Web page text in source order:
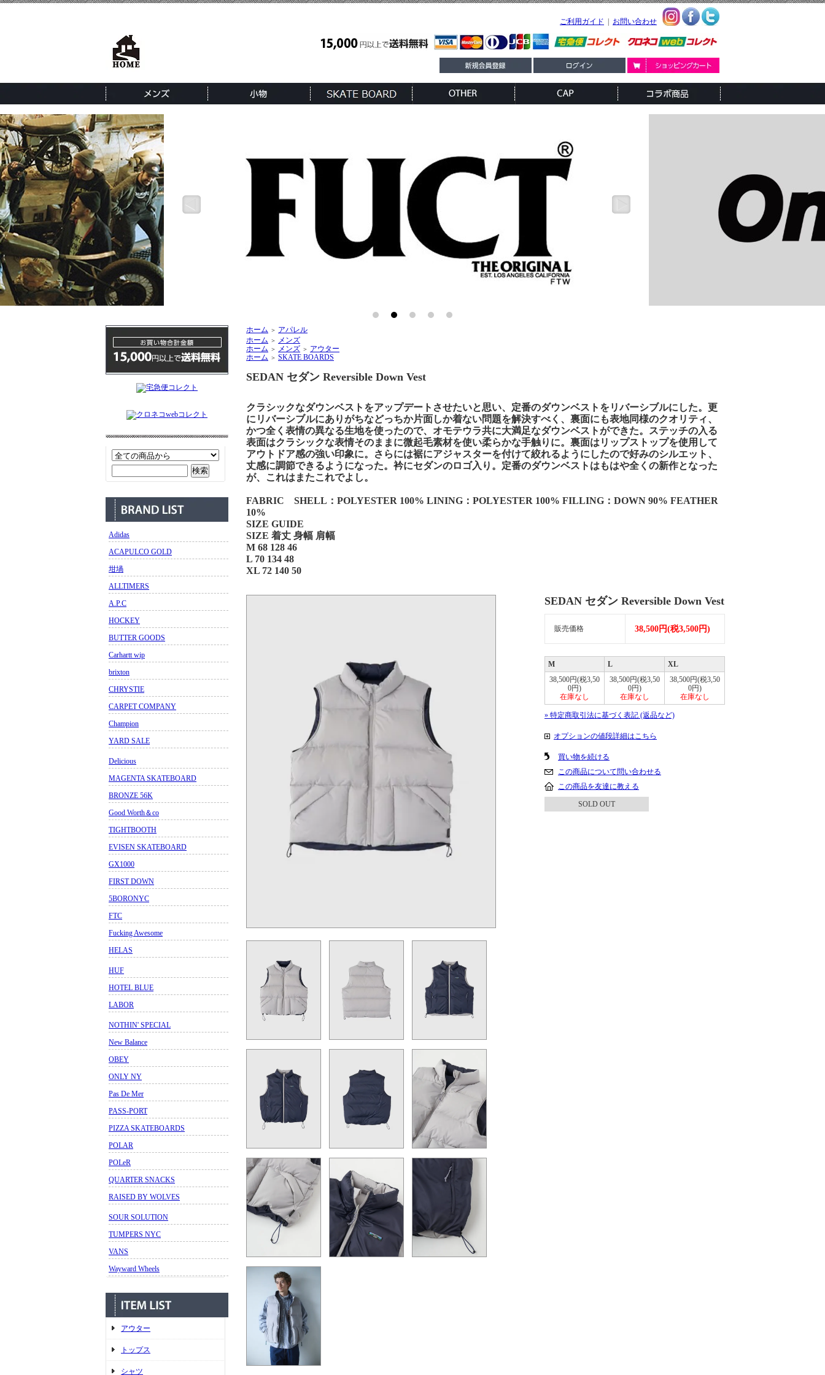
ご利用ガイド お問い合わせ
Adidas
ACAPULCO GOLD
坩堝
ALLTIMERS
A.P.C
HOCKEY
BUTTER GOODS
Carhartt wip
brixton
CHRYSTIE
CARPET COMPANY
Champion
YARD SALE
Delicious
MAGENTA SKATEBOARD
BRONZE 56K
Good Worth＆co
TIGHTBOOTH
EVISEN SKATEBOARD
GX1000
FIRST DOWN
5BORONYC
FTC
Fucking Awesome
HELAS
HUF
HOTEL BLUE
LABOR
NOTHIN' SPECIAL
New Balance
OBEY
ONLY NY
Pas De Mer
PASS-PORT
PIZZA SKATEBOARDS
POLAR
POLeR
QUARTER SNACKS
RAISED BY WOLVES
SOUR SOLUTION
TUMPERS NYC
VANS
Wayward Wheels
アウター
トップス
シャツ
ホーム ＞ アパレル
ホーム ＞
メンズ
ホーム ＞ メンズ ＞ アウター
ホーム ＞ SKATE BOARDS
SEDAN セダン Reversible Down Vest
クラシックなダウンベストをアップデートさせたいと思い、定番のダウンベストをリバーシブルにした。更
にリバーシブルにありがちなどっちか片面しか着ない問題を解決すべく、裏面にも表地同様のクオリティ、
かつ全く表情の異なる生地を使ったので、オモテウラ共に大満足なダウンベストができた。ステッチの入る
表面はクラシックな表情そのままに微起毛素材を使い柔らかな手触りに。裏面はリップストップを使用して
アウトドア感の強い印象に。さらには裾にアジャスターを付けて絞れるようにしたので好みのシルエット、
丈感に調節できるようになった。衿にセダンのロゴ入り。定番のダウンベストはもはや全くの新作となった
が、これはまたこれでよし。
FABRIC SHELL：POLYESTER 100% LINING：POLYESTER 100% FILLING：DOWN 90% FEATHER
10%
SIZE GUIDE
SIZE 着丈 身幅 肩幅
M 68 128 46
L 70 134 48
XL 72 140 50
SEDAN セダン Reversible Down Vest
販売価格 38,500円(税3,500円)
M L
XL
38,500円(税3,50
0円)
在庫なし
38,500円(税3,50
0円)
在庫なし
38,500円(税3,50
0円)
在庫なし
» 特定商取引法に基づく表記 (返品など)
オプションの値段詳細はこちら
買い物を続ける
この商品について問い合わせる
この商品を友達に教える
SOLD OUT